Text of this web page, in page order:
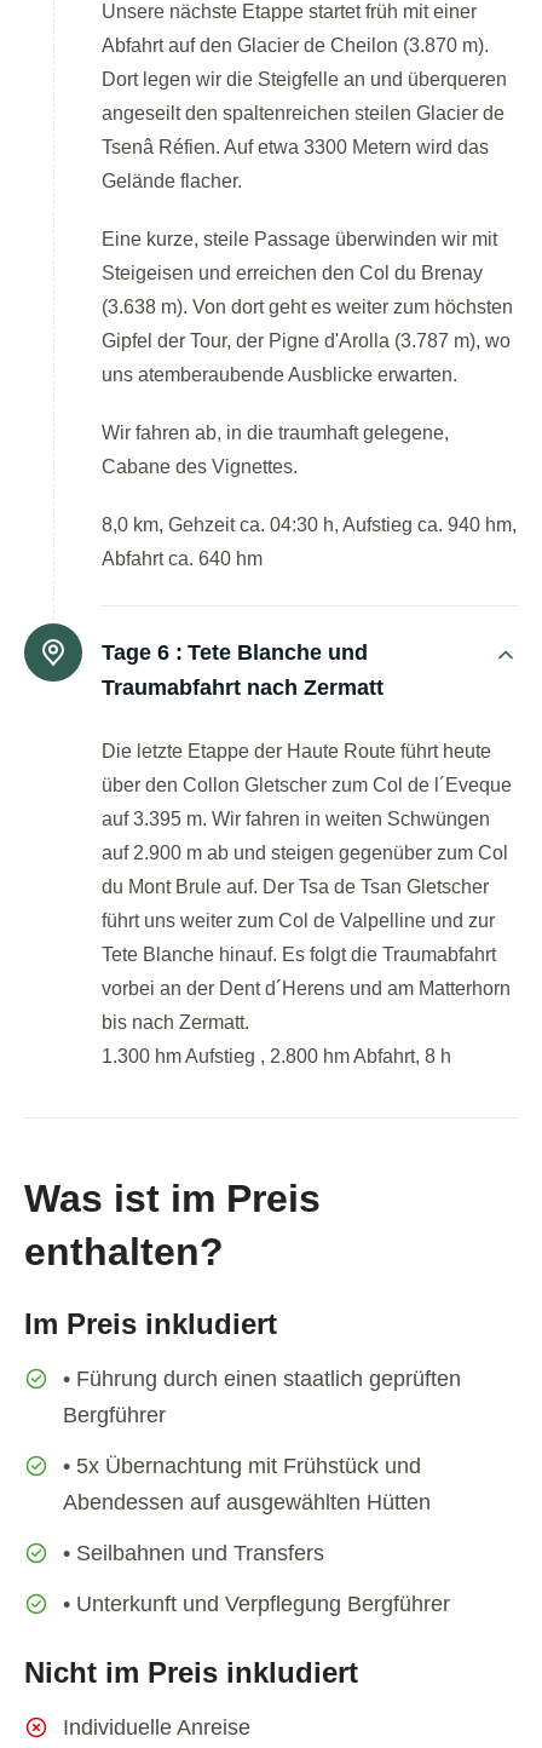
Unsere nächste Etappe startet früh mit einer
Abfahrt auf den Glacier de Cheilon (3.870 m).
Dort legen wir die Steigfelle an und überqueren
angeseilt den spaltenreichen steilen Glacier de
Tsenâ Réfien. Auf etwa 3300 Metern wird das
Gelände flacher.
Eine kurze, steile Passage überwinden wir mit
Steigeisen und erreichen den Col du Brenay
(3.638 m). Von dort geht es weiter zum höchsten
Gipfel der Tour, der Pigne d'Arolla (3.787 m), wo
uns atemberaubende Ausblicke erwarten.
Wir fahren ab, in die traumhaft gelegene,
Cabane des Vignettes.
8,0 km, Gehzeit ca. 04:30 h, Aufstieg ca. 940 hm,
Abfahrt ca. 640 hm
Tage 6 : Tete Blanche und
Traumabfahrt nach Zermatt
Die letzte Etappe der Haute Route führt heute
über den Collon Gletscher zum Col de l´Eveque
auf 3.395 m. Wir fahren in weiten Schwüngen
auf 2.900 m ab und steigen gegenüber zum Col
du Mont Brule auf. Der Tsa de Tsan Gletscher
führt uns weiter zum Col de Valpelline und zur
Tete Blanche hinauf. Es folgt die Traumabfahrt
vorbei an der Dent d´Herens und am Matterhorn
bis nach Zermatt.
1.300 hm Aufstieg , 2.800 hm Abfahrt, 8 h
Was ist im Preis
enthalten?
Im Preis inkludiert
• Führung durch einen staatlich geprüften
Bergführer
• 5x Übernachtung mit Frühstück und
Abendessen auf ausgewählten Hütten
• Seilbahnen und Transfers
• Unterkunft und Verpflegung Bergführer
Nicht im Preis inkludiert
Individuelle Anreise